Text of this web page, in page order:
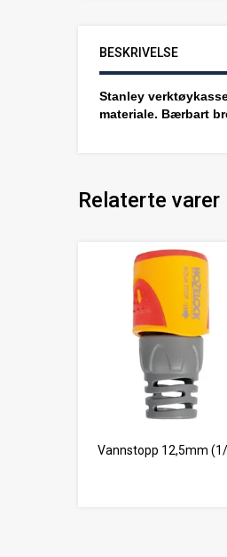
BESKRIVELSE
Stanley
materiale. Bærbart
Relaterte varer
Vannstopp 12,5mm